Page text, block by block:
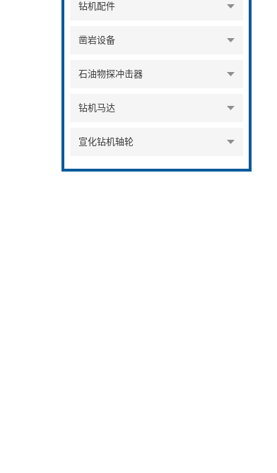
钻机配件
凿岩设备
石油物探冲击器
钻机马达
宣化钻机轴轮